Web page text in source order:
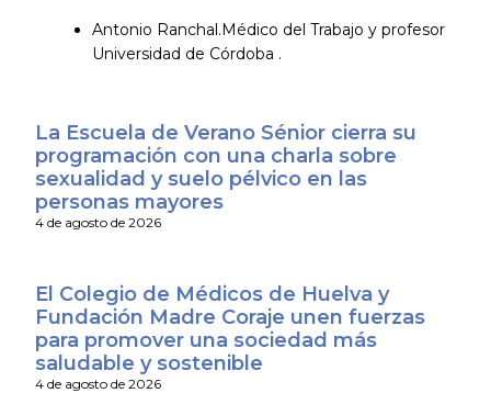
Antonio Ranchal.Médico del Trabajo y profesor
Universidad de Córdoba .
La Escuela de Verano Sénior cierra su
programación con una charla sobre
sexualidad y suelo pélvico en las
personas mayores
4 de agosto de 2026
El Colegio de Médicos de Huelva y
Fundación Madre Coraje unen fuerzas
para promover una sociedad más
saludable y sostenible
4 de agosto de 2026